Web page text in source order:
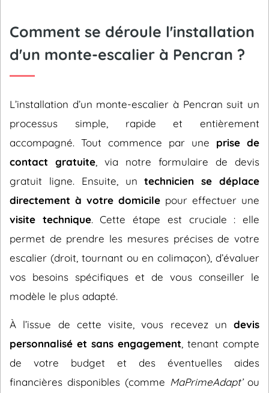
Comment se déroule l'installation
d'un monte-escalier à Pencran ?
L’installation d’un monte-escalier à Pencran suit un
processus simple, rapide et entièrement
accompagné. Tout commence par une prise de
contact gratuite , via notre formulaire de devis
gratuit ligne. Ensuite, untechnicien se déplace
directement à votre domicile pour effectuer une
visite technique. Cette étape est cruciale : elle
permet de prendre les mesures précises de votre
escalier (droit, tournant ou en colimaçon), d’évaluer
vos besoins spécifiques et de vous conseiller le
modèle le plus adapté.
À l’issue de cette visite, vous recevez un devis
personnalisé et sans engagement , tenant compte
de votre budget et des éventuelles aides
financières disponibles (comme MaPrimeAdapt’ou